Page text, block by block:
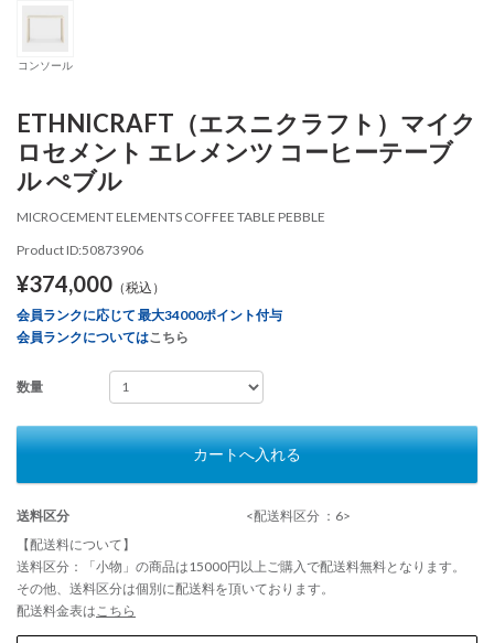
コンソール
ETHNICRAFT（エスニクラフト）マイク
ロセメント エレメンツ コーヒーテーブ
ル ぺブル
MICROCEMENT ELEMENTS COFFEE TABLE PEBBLE
Product ID:50873906
¥374,000 （税込）
会員ランクに応じて 最大34000ポイント付与
会員ランクについてはこちら
数量
カートへ入れる
送料区分
<配送料区分 ：6>
【配送料について】
送料区分：「小物」の商品は15000円以上ご購入で配送料無料となります。
その他、送料区分は個別に配送料を頂いております。
配送料金表は こちら